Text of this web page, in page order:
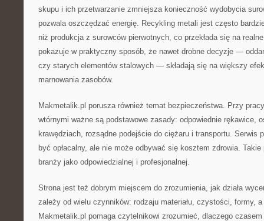
skupu i ich przetwarzanie zmniejsza konieczność wydobycia
pozwala oszczędzać energię. Recykling metali jest często
niż produkcja z surowców pierwotnych, co przekłada się na
pokazuje w praktyczny sposób, że nawet drobne decyzje —
czy starych elementów stalowych — składają się na większy
marnowania zasobów.
Makmetalik.pl porusza również temat bezpieczeństwa. Przy
wtórnymi ważne są podstawowe zasady: odpowiednie rękawice,
krawędziach, rozsądne podejście do ciężaru i transportu. Serwis
być opłacalny, ale nie może odbywać się kosztem zdrowia.
branży jako odpowiedzialnej i profesjonalnej.
Strona jest też dobrym miejscem do zrozumienia, jak działa
zależy od wielu czynników: rodzaju materiału, czystości, formy,
Makmetalik.pl pomaga czytelnikowi zrozumieć, dlaczego